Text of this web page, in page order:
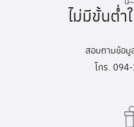
ไม่มีขั้นต่ำ
สอบถามข้อมู
โทร.